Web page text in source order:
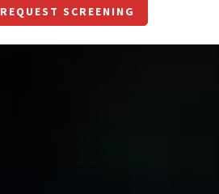
REQUEST SCREENING